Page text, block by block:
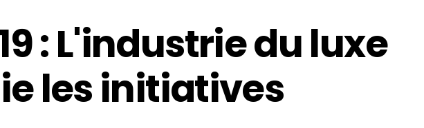
: L'industrie du luxe
les initiatives